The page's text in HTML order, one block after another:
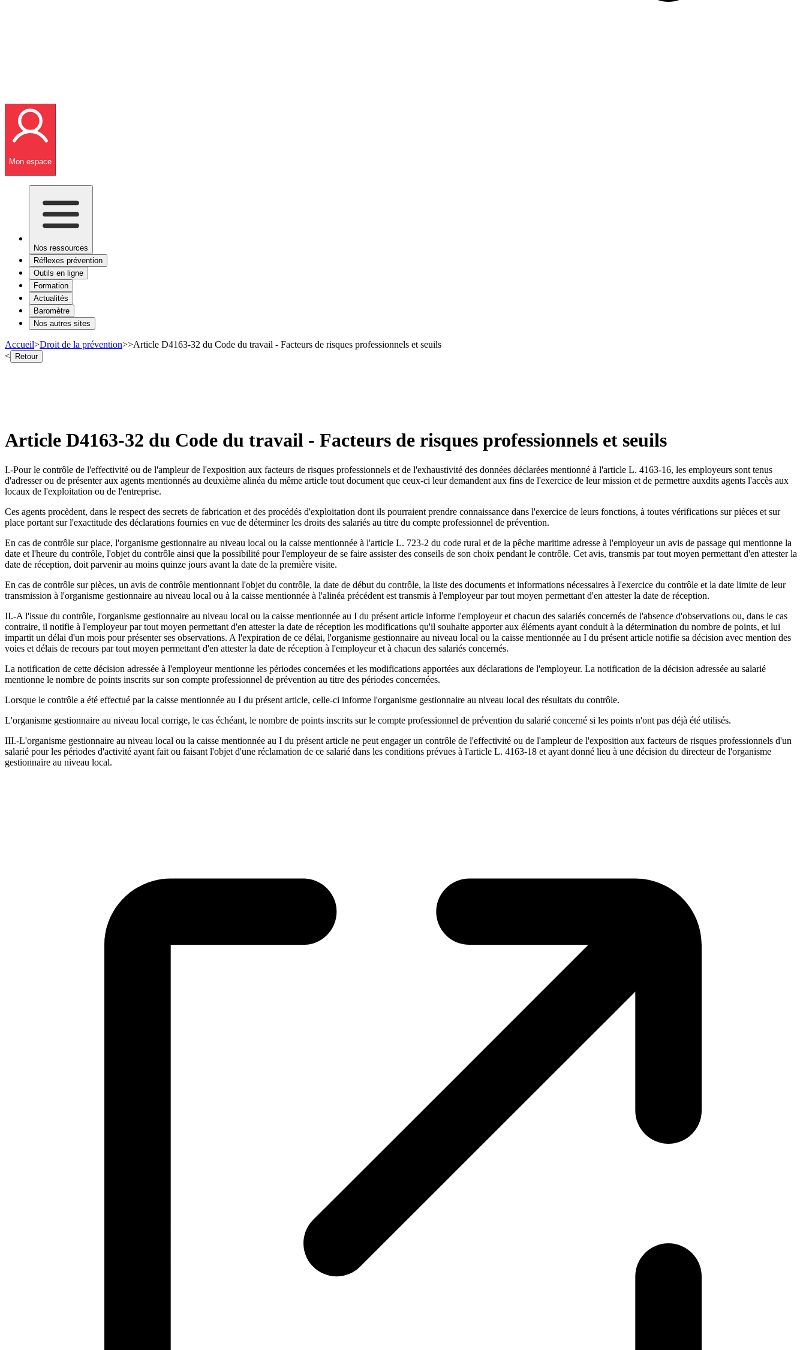
Mon espace
Nos ressources
Réflexes prévention
Outils en ligne
Formation
Actualités
Baromètre
Nos autres sites
Accueil>Droit de la prévention>>Article D4163-32 du Code du travail - Facteurs de risques professionnels et seuils
< Retour
Article D4163-32 du Code du travail - Facteurs de risques professionnels et seuils
I.-Pour le contrôle de l'effectivité ou de l'ampleur de l'exposition aux facteurs de risques professionnels et de l'exhaustivité des données déclarées mentionné à l'article L. 4163-16, les employeurs sont tenus
d'adresser ou de présenter aux agents mentionnés au deuxième alinéa du même article tout document que ceux-ci leur demandent aux fins de l'exercice de leur mission et de permettre auxdits agents l'accès aux
locaux de l'exploitation ou de l'entreprise.
Ces agents procèdent, dans le respect des secrets de fabrication et des procédés d'exploitation dont ils pourraient prendre connaissance dans l'exercice de leurs fonctions, à toutes vérifications sur pièces et sur
place portant sur l'exactitude des déclarations fournies en vue de déterminer les droits des salariés au titre du compte professionnel de prévention.
En cas de contrôle sur place, l'organisme gestionnaire au niveau local ou la caisse mentionnée à l'article L. 723-2 du code rural et de la pêche maritime adresse à l'employeur un avis de passage qui mentionne la
date et l'heure du contrôle, l'objet du contrôle ainsi que la possibilité pour l'employeur de se faire assister des conseils de son choix pendant le contrôle. Cet avis, transmis par tout moyen permettant d'en attester la
date de réception, doit parvenir au moins quinze jours avant la date de la première visite.
En cas de contrôle sur pièces, un avis de contrôle mentionnant l'objet du contrôle, la date de début du contrôle, la liste des documents et informations nécessaires à l'exercice du contrôle et la date limite de leur
transmission à l'organisme gestionnaire au niveau local ou à la caisse mentionnée à l'alinéa précédent est transmis à l'employeur par tout moyen permettant d'en attester la date de réception.
II.-A l'issue du contrôle, l'organisme gestionnaire au niveau local ou la caisse mentionnée au I du présent article informe l'employeur et chacun des salariés concernés de l'absence d'observations ou, dans le cas
contraire, il notifie à l'employeur par tout moyen permettant d'en attester la date de réception les modifications qu'il souhaite apporter aux éléments ayant conduit à la détermination du nombre de points, et lui
impartit un délai d'un mois pour présenter ses observations. A l'expiration de ce délai, l'organisme gestionnaire au niveau local ou la caisse mentionnée au I du présent article notifie sa décision avec mention des
voies et délais de recours par tout moyen permettant d'en attester la date de réception à l'employeur et à chacun des salariés concernés.
La notification de cette décision adressée à l'employeur mentionne les périodes concernées et les modifications apportées aux déclarations de l'employeur. La notification de la décision adressée au salarié
mentionne le nombre de points inscrits sur son compte professionnel de prévention au titre des périodes concernées.
Lorsque le contrôle a été effectué par la caisse mentionnée au I du présent article, celle-ci informe l'organisme gestionnaire au niveau local des résultats du contrôle.
L'organisme gestionnaire au niveau local corrige, le cas échéant, le nombre de points inscrits sur le compte professionnel de prévention du salarié concerné si les points n'ont pas déjà été utilisés.
III.-L'organisme gestionnaire au niveau local ou la caisse mentionnée au I du présent article ne peut engager un contrôle de l'effectivité ou de l'ampleur de l'exposition aux facteurs de risques professionnels d'un
salarié pour les périodes d'activité ayant fait ou faisant l'objet d'une réclamation de ce salarié dans les conditions prévues à l'article L. 4163-18 et ayant donné lieu à une décision du directeur de l'organisme
gestionnaire au niveau local.